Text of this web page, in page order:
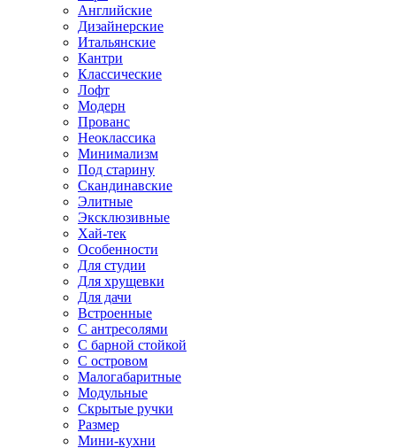
Английские
Дизайнерские
Итальянские
Кантри
Классические
Лофт
Модерн
Прованс
Неоклассика
Минимализм
Под старину
Скандинавские
Элитные
Эксклюзивные
Хай-тек
Особенности
Для студии
Для хрущевки
Для дачи
Встроенные
С антресолями
С барной стойкой
С островом
Малогабаритные
Модульные
Скрытые ручки
Размер
Мини-кухни